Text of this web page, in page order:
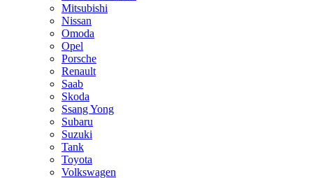
Mitsubishi
Nissan
Omoda
Opel
Porsche
Renault
Saab
Skoda
Ssang Yong
Subaru
Suzuki
Tank
Toyota
Volkswagen